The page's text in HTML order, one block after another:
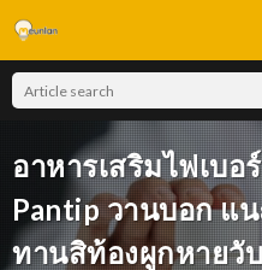
อาหารเสริมไฟเบ
Pantip วานบอก แ
ทานสิท้องผูกหายวั